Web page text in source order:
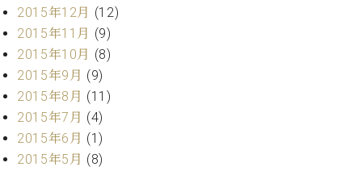
ブ
ロ
グ
ア
ク
セ
お
問
2015年12月 (12)
2015年11月 (9)
2015年10月 (8)
2015年9月 (9)
2015年8月 (11)
2015年7月 (4)
2015年6月 (1)
2015年5月 (8)